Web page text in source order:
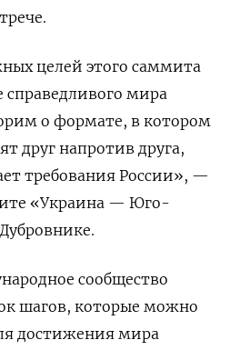
целей этого саммита
справедливого мира
о формате, в котором
друг напротив друга,
требования России», —
«Украина — Юго-
сообщество
шагов, которые можно
достижения мира